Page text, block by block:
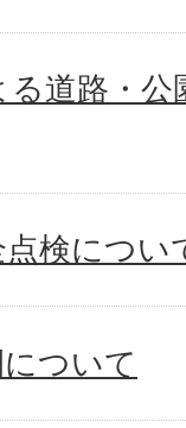
道路・
検につい
ついて